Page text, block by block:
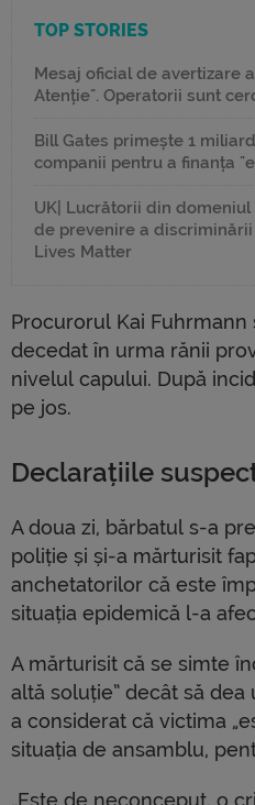
TOP STORIES
Mesaj oficial de avertizare
Atenție". Operatorii sunt
Bill Gates primește 1
companii pentru a finanța
UK| Lucrătorii din
de prevenire a
Lives Matter
Procurorul Kai Fuhrmann
decedat în urma rănii
nivelul capului. După
pe jos.
Declarațiile
A doua zi, bărbatul s-a
poliție și și-a mărturisit
anchetatorilor că este
situația epidemică l-a
A mărturisit că se simte
altă soluție” decât să
a considerat că victima
situația de ansamblu,
„Este de neconceput, o